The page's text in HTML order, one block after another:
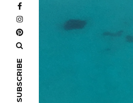
SUBSCRIBE